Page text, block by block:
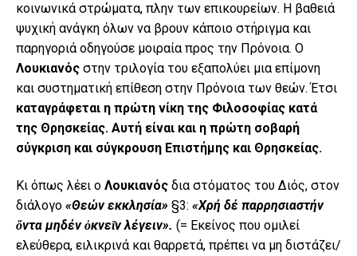
κοινωνικά στρώματα, πλην των επικουρείων. Η βαθειά
ψυχική ανάγκη όλων να βρουν κάποιο στήριγμα και
παρηγοριά οδηγούσε μοιραία προς την Πρόνοια. Ο
Λουκιανός στην τριλογία του εξαπολύει μια επίμονη
και συστηματική επίθεση στην Πρόνοια των θεών. Έτσι
καταγράφεται η πρώτη νίκη της Φιλοσοφίας κατά
της Θρησκείας. Αυτή είναι και η πρώτη σοβαρή
σύγκριση και σύγκρουση Επιστήμης και Θρησκείας.
Κι όπως λέει ο Λουκιανός δια στόματος του Διός, στον
διάλογο «Θεών εκκλησία» §3: «Χρή δέ παρρησιαστήν
ὄντα μηδένὀκνεῖν λέγειν». (= Εκείνος που ομιλεί
ελεύθερα, ειλικρινά και θαρρετά, πρέπει να μη διστάζει/